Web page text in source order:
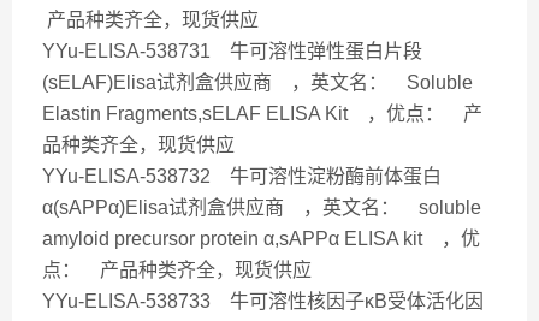
产品种类齐全，现货供应
YYu-ELISA-538731 牛可溶性弹性蛋白片段
(sELAF)Elisa试剂盒供应商 ，英文名： Soluble
Elastin Fragments,sELAF ELISA Kit ，优点： 产
品种类齐全，现货供应
YYu-ELISA-538732 牛可溶性淀粉酶前体蛋白
α(sAPPα)Elisa试剂盒供应商 ，英文名： soluble
amyloid precursor protein α,sAPPα ELISA kit ，优
点： 产品种类齐全，现货供应
YYu-ELISA-538733 牛可溶性核因子κB受体活化因